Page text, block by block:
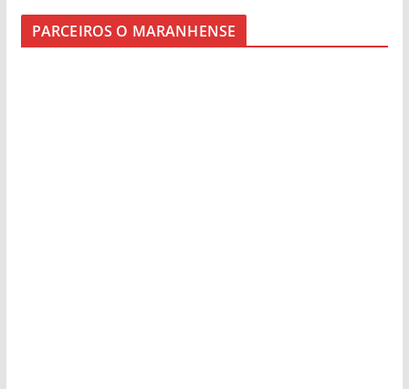
PARCEIROS O MARANHENSE